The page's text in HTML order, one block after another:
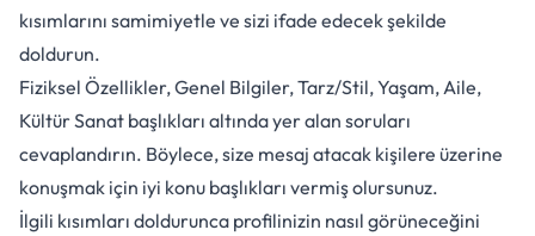
kısımlarını samimiyetle ve sizi ifade edecek şekilde
doldurun.
Fiziksel Özellikler, Genel Bilgiler, Tarz/Stil, Yaşam, Aile,
Kültür Sanat başlıkları altında yer alan soruları
cevaplandırın. Böylece, size mesaj atacak kişilere üzerine
konuşmak için iyi konu başlıkları vermiş olursunuz.
İlgili kısımları doldurunca profilinizin nasıl görüneceğini